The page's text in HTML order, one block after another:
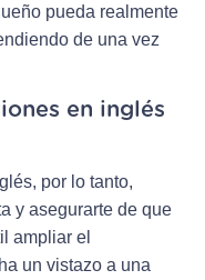
pueda realmente
de una vez
en inglés
por lo tanto,
y asegurarte de que
ampliar el
un vistazo a una